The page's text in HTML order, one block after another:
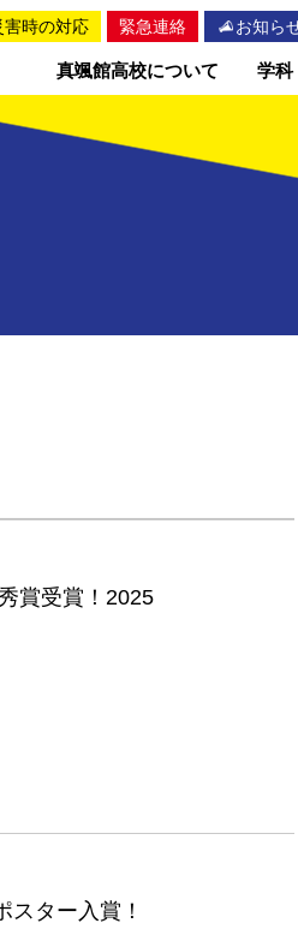
真颯館高校について
学科
害時の対応 緊急連絡 お知ら
賞受賞！2025
ター入賞！